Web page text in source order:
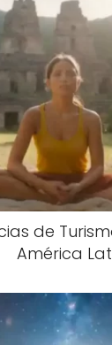
de
América